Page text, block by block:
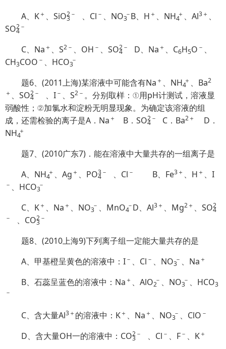
A、K＋ 、SiO3
2－ 、Cl － 、NO3 B、H ＋ 、 NH4 、Al3＋ 、
SO4
2－
C、Na ＋ 、S2－ 、OH － 、SO4
2－ D、Na ＋ 、C6H5O － 、
CH3COO － 、HCO3
题6、(2011上海)某溶液中可能含有Na ＋ 、 NH4 、Ba2
＋ 、SO4
2－ 、I－ 、S2－ 。分别取样：①用pH计测试，溶液显
弱酸性；②加氯水和淀粉无明显现象。为确定该溶液的组
成，还需检验的离子是A．Na ＋ B．SO4
2－ C．Ba2＋ D．
NH4
题7、(2010广东7)．能在溶液中大量共存的一组离子是
A、 NH4 、Ag ＋ 、PO4
3－ 、Cl － B、Fe3＋ 、H ＋ 、I
－ 、HCO3
C、K＋ 、Na ＋ 、NO3 、MnO4 D、Al3＋ 、Mg2＋ 、SO4
2
－
、CO3
2－
题8、(2010上海9)下列离子组一定能大量共存的是
A、甲基橙呈黄色的溶液中：I－ 、Cl － 、NO3 、Na ＋
B、石蕊呈蓝色的溶液中：Na ＋ 、AlO2 、NO3 、HCO3
C、含大量Al3＋ 的溶液中：K＋ 、Na ＋ 、NO3 、ClO －
D、含大量OH一的溶液中：CO3
2－ 、Cl － 、F－ 、K＋